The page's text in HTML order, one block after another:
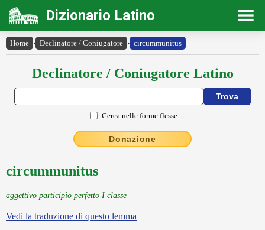
Dizionario Latino
Home › Declinatore / Coniugatore › circummunitus
Declinatore / Coniugatore Latino
Cerca nelle forme flesse
Donazione
circummunitus
aggettivo participio perfetto I classe
Vedi la traduzione di questo lemma